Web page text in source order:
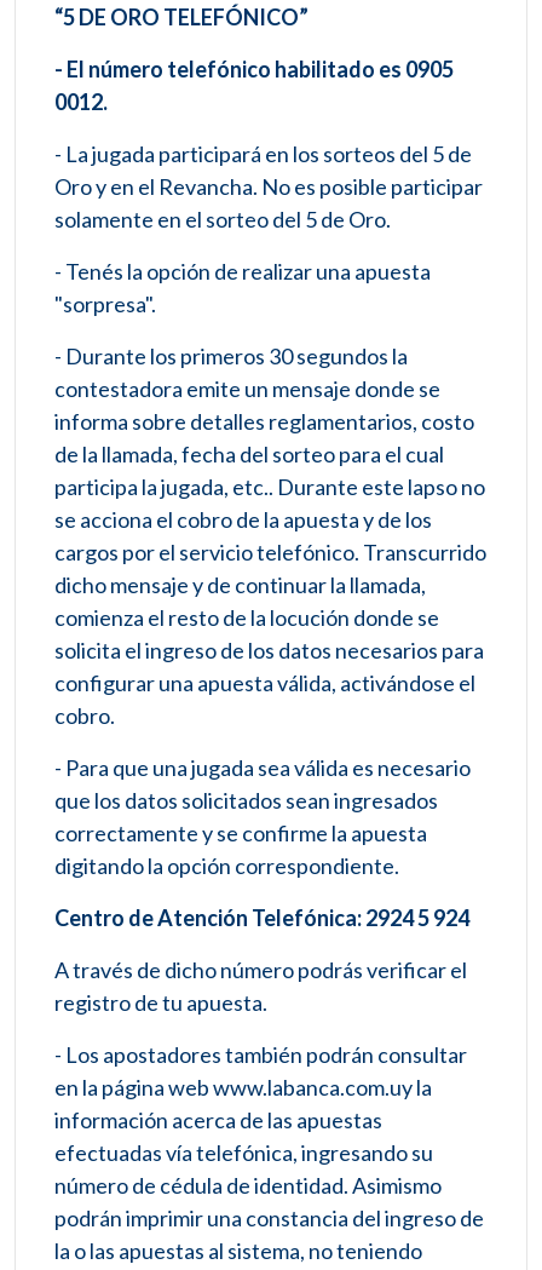
“5 DE ORO TELEFÓNICO”
- El número telefónico habilitado es 0905
0012.
- La jugada participará en los sorteos del 5 de
Oro y en el Revancha. No es posible participar
solamente en el sorteo del 5 de Oro.
- Tenés la opción de realizar una apuesta
"sorpresa".
- Durante los primeros 30 segundos la
contestadora emite un mensaje donde se
informa sobre detalles reglamentarios, costo
de la llamada, fecha del sorteo para el cual
participa la jugada, etc.. Durante este lapso no
se acciona el cobro de la apuesta y de los
cargos por el servicio telefónico. Transcurrido
dicho mensaje y de continuar la llamada,
comienza el resto de la locución donde se
solicita el ingreso de los datos necesarios para
configurar una apuesta válida, activándose el
cobro.
- Para que una jugada sea válida es necesario
que los datos solicitados sean ingresados
correctamente y se confirme la apuesta
digitando la opción correspondiente.
Centro de Atención Telefónica: 2924 5 924
A través de dicho número podrás verificar el
registro de tu apuesta.
- Los apostadores también podrán consultar
en la página web www.labanca.com.uy la
información acerca de las apuestas
efectuadas vía telefónica, ingresando su
número de cédula de identidad. Asimismo
podrán imprimir una constancia del ingreso de
la o las apuestas al sistema, no teniendo